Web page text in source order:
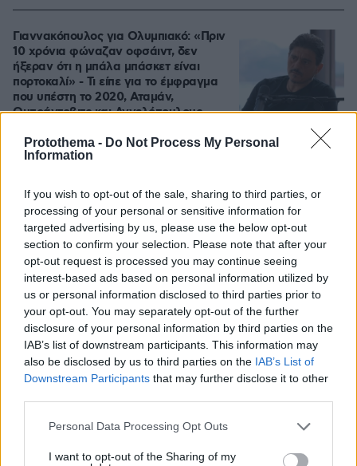
Protothema - Do Not Process My Personal
Information
If you wish to opt-out of the sale, sharing to third parties, or
processing of your personal or sensitive information for
targeted advertising by us, please use the below opt-out
section to confirm your selection. Please note that after your
opt-out request is processed you may continue seeing
interest-based ads based on personal information utilized by
us or personal information disclosed to third parties prior to
your opt-out. You may separately opt-out of the further
disclosure of your personal information by third parties on the
IAB’s list of downstream participants. This information may
also be disclosed by us to third parties on the IAB’s List of
Downstream Participants that may further disclose it to other
Please note that this website/app uses one or more Google
not limited to your visit or usage behaviour. You may click to
Personal Data Processing Opt Outs
I want to opt-out of the Sharing of my
Γιαννακόπουλος για Ολυμπιακό: «Πριν
10 χρόνια φώναζαν οφσάιντ, δεν
ήξεραν ότι η μπάλα μπάσκετ είναι
πορτοκαλί» - Τι είπε για το έμφραγμα
που υπέστη το 2020, Αταμάν,
Ομπράντοβιτς και Αγγελόπουλους
09.08.2026, 18:32 125
την έναρξη του πολέμου: Το
στριμωγμένο Ιράν ανεβάζει τον...
λογαριασμό, οι ΗΠΑ χάνουν τον
έλεγχο της επόμενης ημέρας
πριν μία ώρα
Τα αναπάντητα ερωτήματα για την
τραγωδία στην Πάρο με τον νεκρό
4χρονο στην πισίνα: Στο μικροσκόπιο
οι κάμερες και ο ρόλος του
ναυαγοσώστη
Άγριο έγκλημα στην Αριζόνα: